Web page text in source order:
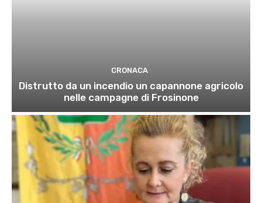
CRONACA
Distrutto da un incendio un capannone agricolo
nelle campagne di Frosinone